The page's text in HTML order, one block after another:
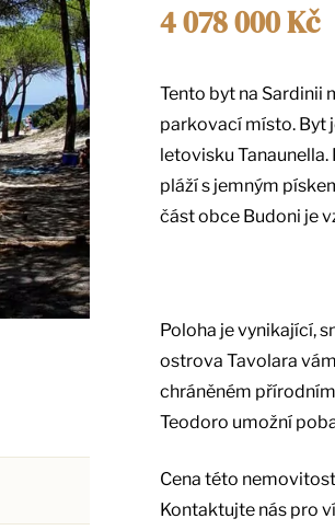
4 078 000 Kč
Tento byt na Sardinii
parkovací místo. Byt
letovisku
pláží s jemným
část obce Budoni je
Poloha je vynikající,
ostrova Tavolara
chráněném
Teodoro umožní
Cena této
Kontaktujte nás pro